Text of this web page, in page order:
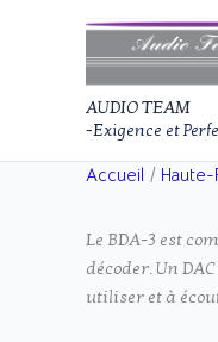
AUDIO TEAM
-Exigence et
Accueil
Le BDA-3 est
décoder. Un
utiliser et à